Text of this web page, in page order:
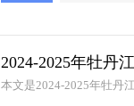
2024-2025年牡丹
本文是2024-2025年牡丹